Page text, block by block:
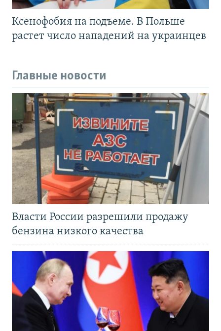
Ксенофобия на подъеме. В Польше
растет число нападений на украинцев
Главные новости
Власти России разрешили продажу
бензина низкого качества